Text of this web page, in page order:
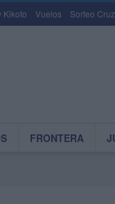
Kikoto Vuelos Sorteo
FRONTERA